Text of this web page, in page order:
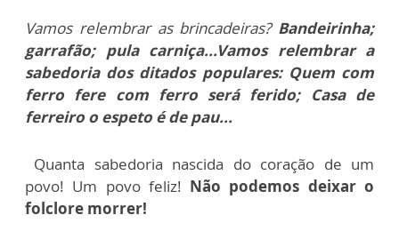
Vamos relembrar as brincadeiras? Bandeirinha;
garrafão; pula carniça...Vamos relembrar a
sabedoria dos ditados populares: Quem com
ferro fere com ferro será ferido; Casa de
ferreiro o espeto é de pau...
Quanta sabedoria nascida do coração de um
povo! Um povo feliz! Não podemos deixar o
folclore morrer!